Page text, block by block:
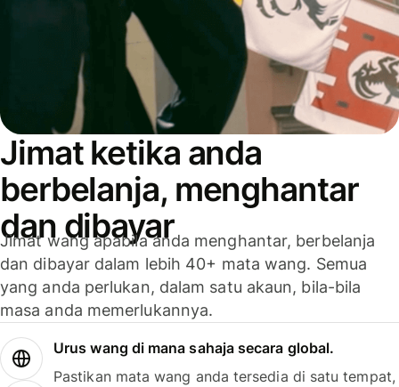
Jimat ketika anda
berbelanja, menghantar
dan dibayar
Jimat wang apabila anda menghantar, berbelanja
dan dibayar dalam lebih 40+ mata wang. Semua
yang anda perlukan, dalam satu akaun, bila-bila
masa anda memerlukannya.
Urus wang di mana sahaja secara global.
Pastikan mata wang anda tersedia di satu tempat,